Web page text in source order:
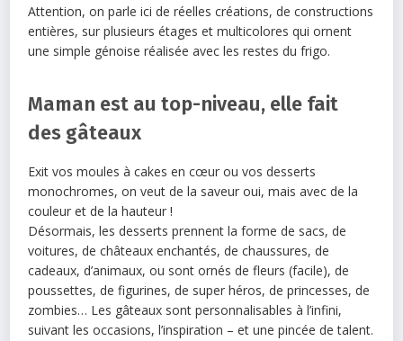
Attention, on parle ici de réelles créations, de constructions
entières, sur plusieurs étages et multicolores qui ornent
une simple génoise réalisée avec les restes du frigo.
Maman est au top-niveau, elle fait
des gâteaux
Exit vos moules à cakes en cœur ou vos desserts
monochromes, on veut de la saveur oui, mais avec de la
couleur et de la hauteur !
Désormais, les desserts prennent la forme de sacs, de
voitures, de châteaux enchantés, de chaussures, de
cadeaux, d’animaux, ou sont ornés de fleurs (facile), de
poussettes, de figurines, de super héros, de princesses, de
zombies… Les gâteaux sont personnalisables à l’infini,
suivant les occasions, l’inspiration – et une pincée de talent.